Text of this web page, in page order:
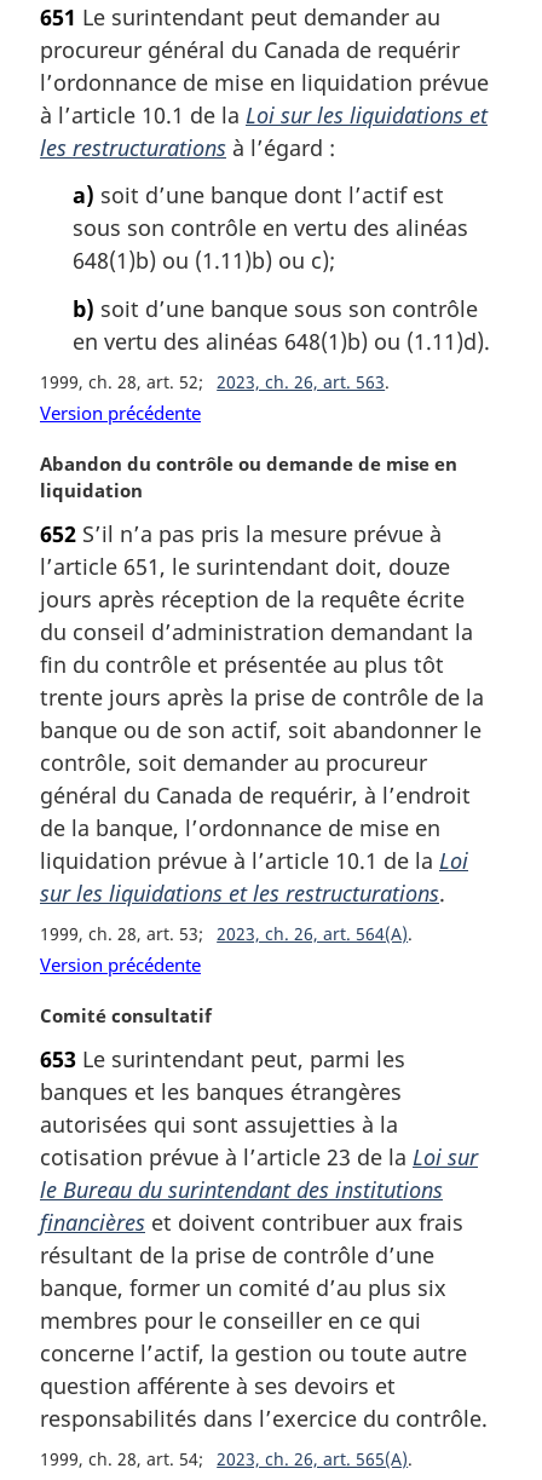
t
e
m
a
g
651 Le surintendant peut demander au
procureur général du Canada de requérir
l’ordonnance de mise en liquidation prévue
à l’article 10.1 de la Loi sur les liquidations et
les restructurations à l’égard :
a) soit d’une banque dont l’actif est
sous son contrôle en vertu des alinéas
648(1)b) ou (1.11)b) ou c);
b) soit d’une banque sous son contrôle
en vertu des alinéas 648(1)b) ou (1.11)d).
1999, ch. 28, art. 52 2023, ch. 26, art. 563
Version précédente
N
o
e
m
a
r
i
n
a
l
:
Abandon du contrôle ou demande de mise en
liquidation
652 S’il n’a pas pris la mesure prévue à
l’article 651, le surintendant doit, douze
jours après réception de la requête écrite
du conseil d’administration demandant la
fin du contrôle et présentée au plus tôt
trente jours après la prise de contrôle de la
banque ou de son actif, soit abandonner le
contrôle, soit demander au procureur
général du Canada de requérir, à l’endroit
de la banque, l’ordonnance de mise en
liquidation prévue à l’article 10.1 de la Loi
sur les liquidations et les restructurations.
1999, ch. 28, art. 53 2023, ch. 26, art. 564(A)
Version précédente
N
t
e
m
a
g
i
n
a
e
:
Comité consultatif
653 Le surintendant peut, parmi les
banques et les banques étrangères
autorisées qui sont assujetties à la
cotisation prévue à l’article 23 de la Loi sur
le Bureau du surintendant des institutions
financières et doivent contribuer aux frais
résultant de la prise de contrôle d’une
banque, former un comité d’au plus six
membres pour le conseiller en ce qui
concerne l’actif, la gestion ou toute autre
question afférente à ses devoirs et
responsabilités dans l’exercice du contrôle.
1999, ch. 28, art. 54 2023, ch. 26, art. 565(A)